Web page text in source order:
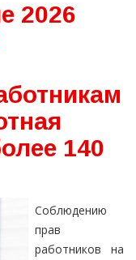
2026
140
Соблюдению
прав
работников на